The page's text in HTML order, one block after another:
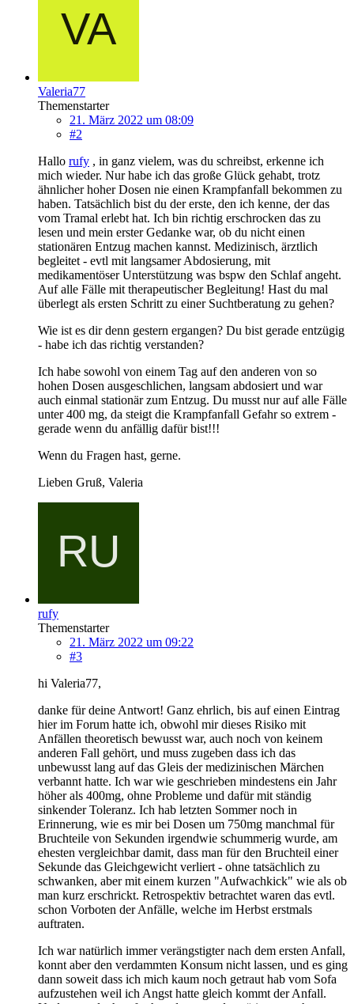
Valeria77
Themenstarter
21. März 2022 um 08:09
#2
Hallo rufy , in ganz vielem, was du schreibst, erkenne ich
mich wieder. Nur habe ich das große Glück gehabt, trotz
ähnlicher hoher Dosen nie einen Krampfanfall bekommen zu
haben. Tatsächlich bist du der erste, den ich kenne, der das
vom Tramal erlebt hat. Ich bin richtig erschrocken das zu
lesen und mein erster Gedanke war, ob du nicht einen
stationären Entzug machen kannst. Medizinisch, ärztlich
begleitet - evtl mit langsamer Abdosierung, mit
medikamentöser Unterstützung was bspw den Schlaf angeht.
Auf alle Fälle mit therapeutischer Begleitung! Hast du mal
überlegt als ersten Schritt zu einer Suchtberatung zu gehen?
Wie ist es dir denn gestern ergangen? Du bist gerade entzügig
- habe ich das richtig verstanden?
Ich habe sowohl von einem Tag auf den anderen von so
hohen Dosen ausgeschlichen, langsam abdosiert und war
auch einmal stationär zum Entzug. Du musst nur auf alle Fälle
unter 400 mg, da steigt die Krampfanfall Gefahr so extrem -
gerade wenn du anfällig dafür bist!!!
Wenn du Fragen hast, gerne.
Lieben Gruß, Valeria
rufy
Themenstarter
21. März 2022 um 09:22
#3
hi Valeria77,
danke für deine Antwort! Ganz ehrlich, bis auf einen Eintrag
hier im Forum hatte ich, obwohl mir dieses Risiko mit
Anfällen theoretisch bewusst war, auch noch von keinem
anderen Fall gehört, und muss zugeben dass ich das
unbewusst lang auf das Gleis der medizinischen Märchen
verbannt hatte. Ich war wie geschrieben mindestens ein Jahr
höher als 400mg, ohne Probleme und dafür mit ständig
sinkender Toleranz. Ich hab letzten Sommer noch in
Erinnerung, wie es mir bei Dosen um 750mg manchmal für
Bruchteile von Sekunden irgendwie schummerig wurde, am
ehesten vergleichbar damit, dass man für den Bruchteil einer
Sekunde das Gleichgewicht verliert - ohne tatsächlich zu
schwanken, aber mit einem kurzen "Aufwachkick" wie als ob
man kurz erschrickt. Retrospektiv betrachtet waren das evtl.
schon Vorboten der Anfälle, welche im Herbst erstmals
auftraten.
Ich war natürlich immer verängstigter nach dem ersten Anfall,
konnt aber den verdammten Konsum nicht lassen, und es ging
dann soweit dass ich mich kaum noch getraut hab vom Sofa
aufzustehen weil ich Angst hatte gleich kommt der Anfall.